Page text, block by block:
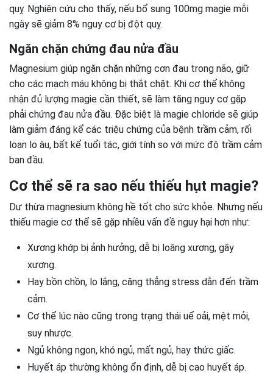
quỵ. Nghiên cứu cho thấy, nếu bổ sung 100mg magie mỗi
ngày sẽ giảm 8% nguy cơ bị đột quỵ.
Ngăn chặn chứng đau nửa đầu
Magnesium giúp ngăn chặn những cơn đau trong não, giữ
cho các mạch máu không bị thắt chặt. Khi cơ thể không
nhận đủ lượng magie cần thiết, sẽ làm tăng nguy cơ gặp
phải chứng đau nửa đầu. Đặc biệt là magie chloride sẽ giúp
làm giảm đáng kể các triệu chứng của bệnh trầm cảm, rối
loạn lo âu, bất kể tuổi tác, giới tính so với mức độ trầm cảm
ban đầu.
Cơ thể sẽ ra sao nếu thiếu hụt magie?
Dư thừa magnesium không hề tốt cho sức khỏe. Nhưng nếu
thiếu magie cơ thể sẽ gặp nhiều vấn đề nguy hại hơn như:
Xương khớp bị ảnh hưởng, dễ bị loãng xương, gãy
xương.
Hay bồn chồn, lo lắng, căng thẳng stress dẫn đến trầm
cảm.
Cơ thể lúc nào cũng trong trạng thái uể oải, mệt mỏi,
suy nhược.
Ngủ không ngon, khó ngủ, mất ngủ, hay thức giấc.
Huyết áp thường không ổn định, dễ bị cao huyết áp.